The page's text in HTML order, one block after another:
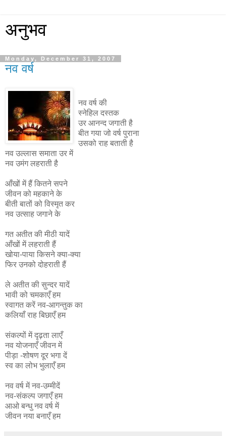
अनुभव
Monday, December 31, 2007
नव वर्ष
नव वर्ष की
स्नेहिल दस्तक
उर आनन्द जगाती है
बीत गया जो वर्ष पुराना
उसको राह बताती है
नव उल्लास समाता उर में
नव उमंग लहराती है
आँखों में हैं कितने सपने
जीवन को महकाने के
बीती बातों को विस्मृत कर
नव उत्साह जगाने के
गत अतीत की मीठी यादें
आँखों में लहराती हैं
खोया-पाया किसने क्या-क्या
फिर उनको दोहराती हैं
ले अतीत की सुन्दर यादें
भावी को चमकाएँ हम
स्वागत करें नव-आगन्तुक का
कलियाँ राह बिछाएँ हम
संकल्पों में दृढ़ता लाएँ
नव योजनाएँ जीवन में
पीड़ा -शोषण दूर भगा दें
स्व का लोभ भुलाएँ हम
नव वर्ष में नव-उम्मीदें
नव-संकल्प जगाएँ हम
आओ बन्धु नव वर्ष में
जीवन नया बनाएँ हम